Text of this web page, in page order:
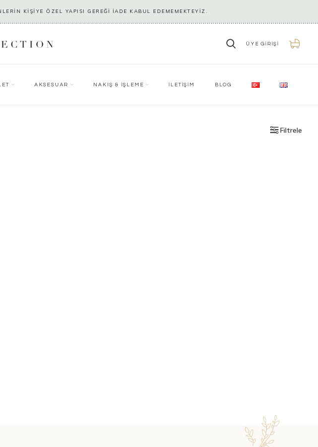
KİŞİYE ÖZEL YAPISI GEREĞİ İADE KABUL EDEMEMEKTEYİZ.
ÜYE GIRIŞI
0
AKSESUAR NAKIŞ & İŞLEME İLETİŞİM BLOG
Filtrele